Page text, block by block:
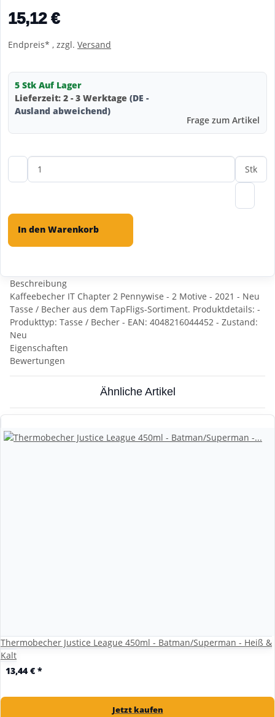
15,12 €
Endpreis* , zzgl. Versand
5 Stk Auf Lager
Lieferzeit: 2 - 3 Werktage (DE -
Ausland abweichend)
Frage zum Artikel
Stk
In den Warenkorb
Beschreibung
Kaffeebecher IT Chapter 2 Pennywise - 2 Motive - 2021 - Neu
Tasse / Becher aus dem TapFligs-Sortiment. Produktdetails: -
Produkttyp: Tasse / Becher - EAN: 4048216044452 - Zustand:
Neu
Eigenschaften
Bewertungen
Ähnliche Artikel
Thermobecher Justice League 450ml - Batman/Superman - Heiß &
Kalt
13,44 € *
Jetzt kaufen